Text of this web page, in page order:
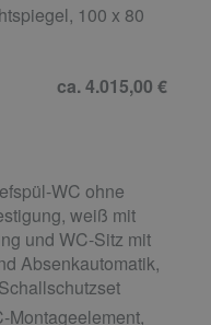
100 x 80
ca. 4.015,00 €
WC ohne
weiß mit
und WC-Sitz mit
Absenkautomatik,
Montageelement,